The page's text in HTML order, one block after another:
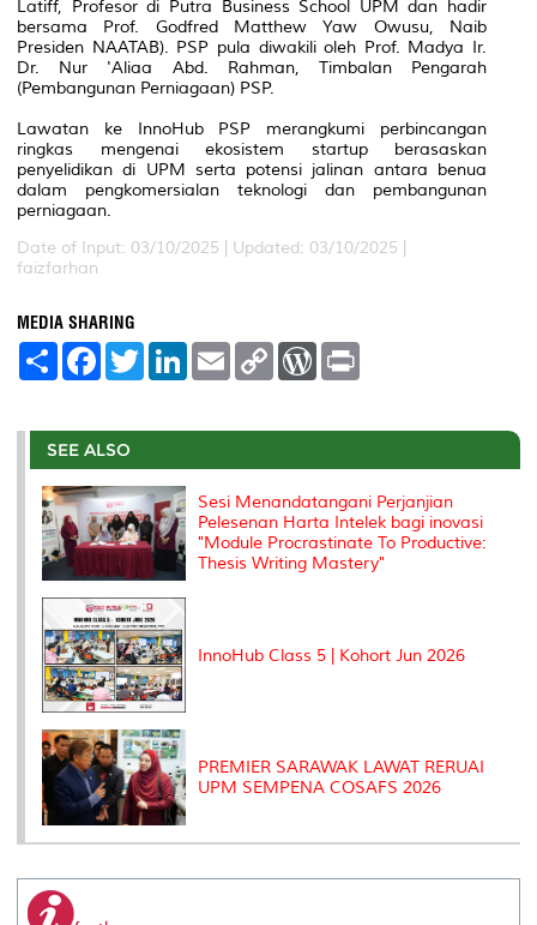
Latiff, Profesor di Putra Business School UPM dan hadir
bersama Prof. Godfred Matthew Yaw Owusu, Naib
Presiden NAATAB). PSP pula diwakili oleh Prof. Madya Ir.
Dr. Nur 'Aliaa Abd. Rahman, Timbalan Pengarah
(Pembangunan Perniagaan) PSP.
Lawatan ke InnoHub PSP merangkumi perbincangan
ringkas mengenai ekosistem startup berasaskan
penyelidikan di UPM serta potensi jalinan antara benua
dalam pengkomersialan teknologi dan pembangunan
perniagaan.
Date of Input: 03/10/2025 | Updated: 03/10/2025 |
faizfarhan
MEDIA SHARING
S
e
F
a
b
o
o
k
T
w
t
r
L
e
I
E
m
l
C
L
n
W
P
e
s
t
SEE ALSO
Sesi Menandatangani Perjanjian
Pelesenan Harta Intelek bagi inovasi
"Module Procrastinate To Productive:
Thesis Writing Mastery"
InnoHub Class 5 | Kohort Jun 2026
PREMIER SARAWAK LAWAT RERUAI
UPM SEMPENA COSAFS 2026